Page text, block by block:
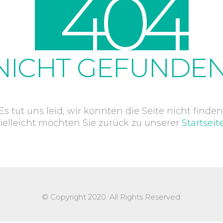
404
tut uns leid, wir konnten die Seite nicht
möchten Sie zurück zu unserer
© Copyright 2020. All Rights Reserved.